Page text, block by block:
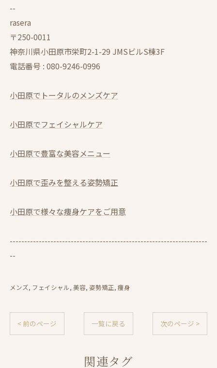
--
rasera
〒250-0011
神奈川県小田原市栄町2-1-29 JMSビルS棟3F
電話番号 : 080-9246-0996
小田原でトータルのメンズケア
小田原でフェイシャルケア
小田原で豊富な美容メニュー
小田原で歪みを整える姿勢矯正
小田原で様々な痩身ケアをご用意
--------------------------------------------------------------------
--
メンズ フェイシャル 美容 姿勢矯正 痩身
< 前のページ 一覧に戻る 次のページ >
関連タグ